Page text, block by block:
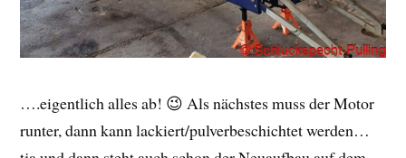
….eigentlich alles ab! 😉 Als nächstes muss der Motor
runter, dann kann lackiert/pulverbeschichtet werden…